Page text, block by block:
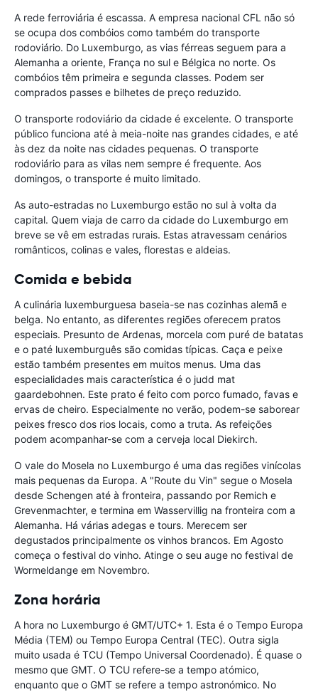
A rede ferroviária é escassa. A empresa nacional CFL não só
se ocupa dos combóios como também do transporte
rodoviário. Do Luxemburgo, as vias férreas seguem para a
Alemanha a oriente, França no sul e Bélgica no norte. Os
combóios têm primeira e segunda classes. Podem ser
comprados passes e bilhetes de preço reduzido.
O transporte rodoviário da cidade é excelente. O transporte
público funciona até à meia-noite nas grandes cidades, e até
às dez da noite nas cidades pequenas. O transporte
rodoviário para as vilas nem sempre é frequente. Aos
domingos, o transporte é muito limitado.
As auto-estradas no Luxemburgo estão no sul à volta da
capital. Quem viaja de carro da cidade do Luxemburgo em
breve se vê em estradas rurais. Estas atravessam cenários
românticos, colinas e vales, florestas e aldeias.
Comida e bebida
A culinária luxemburguesa baseia-se nas cozinhas alemã e
belga. No entanto, as diferentes regiões oferecem pratos
especiais. Presunto de Ardenas, morcela com puré de batatas
e o paté luxemburguês são comidas típicas. Caça e peixe
estão também presentes em muitos menus. Uma das
especialidades mais característica é o judd mat
gaardebohnen. Este prato é feito com porco fumado, favas e
ervas de cheiro. Especialmente no verão, podem-se saborear
peixes fresco dos rios locais, como a truta. As refeições
podem acompanhar-se com a cerveja local Diekirch.
O vale do Mosela no Luxemburgo é uma das regiões vinícolas
mais pequenas da Europa. A "Route du Vin" segue o Mosela
desde Schengen até à fronteira, passando por Remich e
Grevenmachter, e termina em Wasservillig na fronteira com a
Alemanha. Há várias adegas e tours. Merecem ser
degustados principalmente os vinhos brancos. Em Agosto
começa o festival do vinho. Atinge o seu auge no festival de
Wormeldange em Novembro.
Zona horária
A hora no Luxemburgo é GMT/UTC+ 1. Esta é o Tempo Europa
Média (TEM) ou Tempo Europa Central (TEC). Outra sigla
muito usada é TCU (Tempo Universal Coordenado). É quase o
mesmo que GMT. O TCU refere-se a tempo atómico,
enquanto que o GMT se refere a tempo astronómico. No